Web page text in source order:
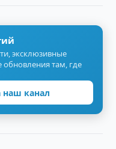
эксклюзивные
там, где
наш канал